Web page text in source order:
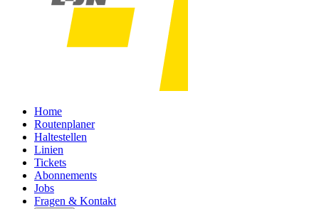
Home
Routenplaner
Haltestellen
Linien
Tickets
Abonnements
Jobs
Fragen & Kontakt